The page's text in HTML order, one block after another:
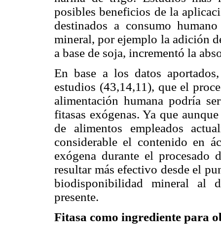
posibles beneficios de la
destinados a consumo
mineral, por ejemplo la adición
a base de soja, incrementó la
En base a los datos
estudios (43,14,11), que el
alimentación humana podría
fitasas exógenas. Ya que
de alimentos empleados
considerable el contenido en
exógena durante el
resultar más efectivo desde el
biodisponibilidad mineral al
presente.
Fitasa como ingrediente para